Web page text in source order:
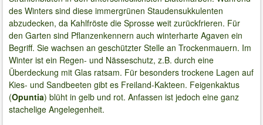
des Winters sind diese immergrünen Staudensukkulenten
abzudecken, da Kahlfröste die Sprosse weit zurückfrieren. Für
den Garten sind Pflanzenkennern auch winterharte Agaven ein
Begriff. Sie wachsen an geschützter Stelle an Trockenmauern. Im
Winter ist ein Regen- und Nässeschutz, z.B. durch eine
Überdeckung mit Glas ratsam. Für besonders trockene Lagen auf
Kies- und Sandbeeten gibt es Freiland-Kakteen. Feigenkaktus
(Opuntia) blüht in gelb und rot. Anfassen ist jedoch eine ganz
stachelige Angelegenheit.